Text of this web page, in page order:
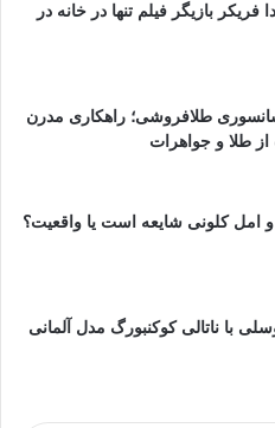
بازیگر فیلم تنها در خانه در
طلافروشی؛ راهکاری مدرن
طلا و جواهرات
امل کلونی شایعه است یا واقعیت؟
با ناتالی کوکنبورگ مدل آلمانی